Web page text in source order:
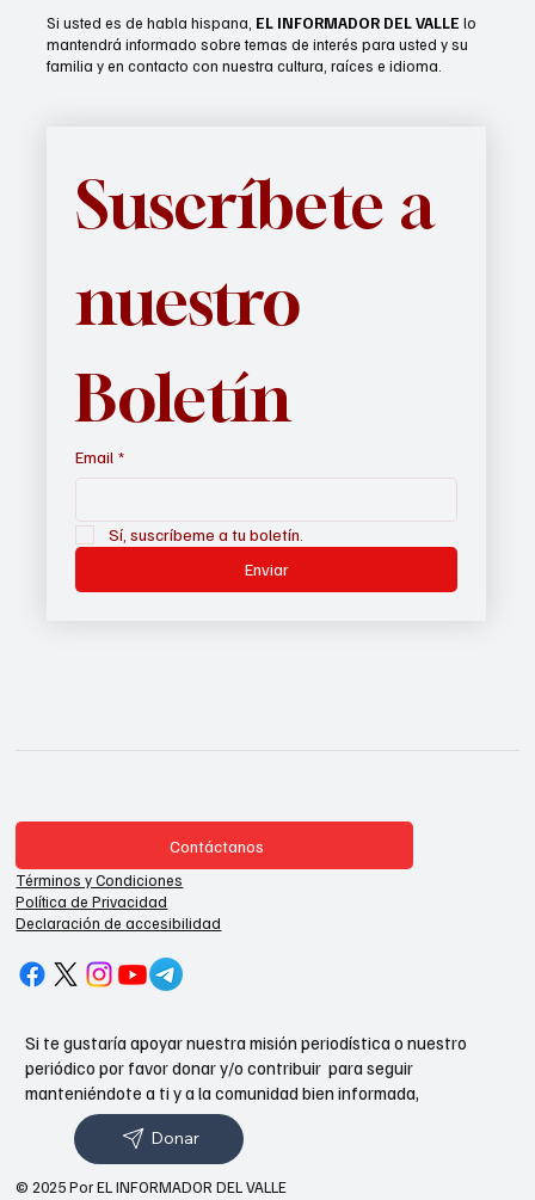
Si usted es de habla hispana, EL INFORMADOR DEL VALLE lo
mantendrá informado sobre temas de interés para usted y su
familia y en contacto con nuestra cultura, raíces e idioma.
Suscríbete a
nuestro
Boletín
Email *
Sí, suscríbeme a tu boletín.
Enviar
Contáctanos
Términos y Condiciones
Política de Privacidad
Declaración de accesibilidad
Si te gustaría apoyar nuestra misión periodística o nuestro
periódico por favor donar y/o contribuir para seguir
manteniéndote a ti y a la comunidad bien informada,
Donar
© 2025 Por EL INFORMADOR DEL VALLE